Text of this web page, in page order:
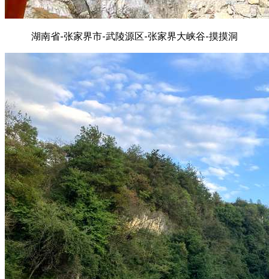
湖南省-张家界市-武陵源区-张家界大峡谷-摸摸洞